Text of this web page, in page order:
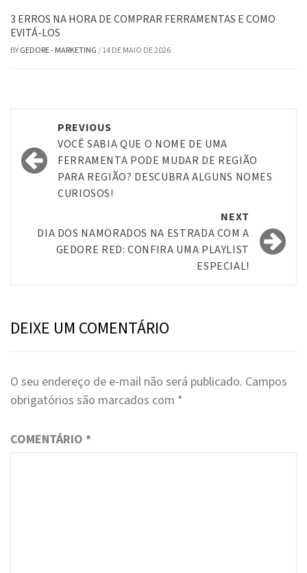
3 ERROS NA HORA DE COMPRAR FERRAMENTAS E COMO
EVITÁ-LOS
BYGEDORE - MARKETING/14 DE MAIO DE 2026
navigation
PREVIOUS
VOCÊ SABIA QUE O NOME DE UMA
FERRAMENTA PODE MUDAR DE REGIÃO
PARA REGIÃO? DESCUBRA ALGUNS NOMES
CURIOSOS!
NEXT
DIA DOS NAMORADOS NA ESTRADA COM A
GEDORE RED: CONFIRA UMA PLAYLIST
ESPECIAL!
DEIXE UM COMENTÁRIO
O seu endereço de e-mail não será publicado. Campos
obrigatórios são marcados com *
COMENTÁRIO *